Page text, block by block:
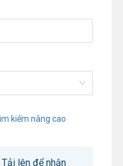
kiếm nâng cao
Tải lên để nhận